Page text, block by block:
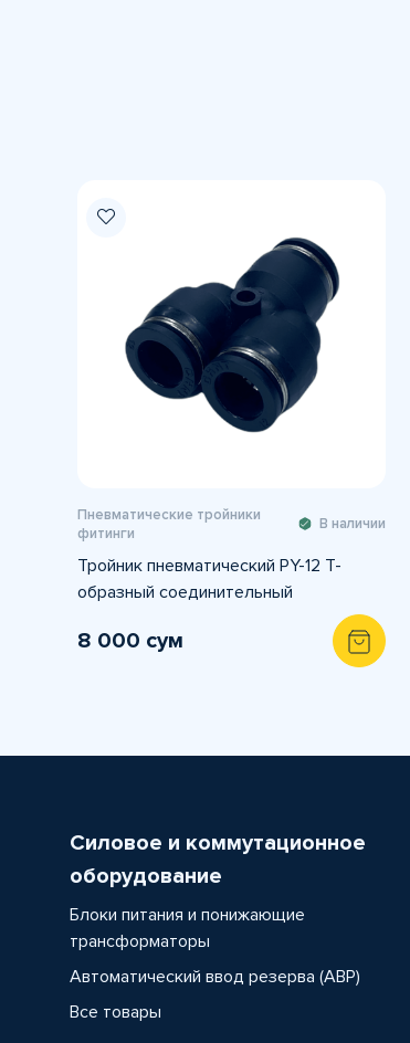
Пневматические тройники
фитинги
В наличии
Тройник пневматический PY-12 T-
образный соединительный
8 000 сум
Силовое и коммутационное
оборудование
Блоки питания и понижающие
трансформаторы
Автоматический ввод резерва (АВР)
Все товары